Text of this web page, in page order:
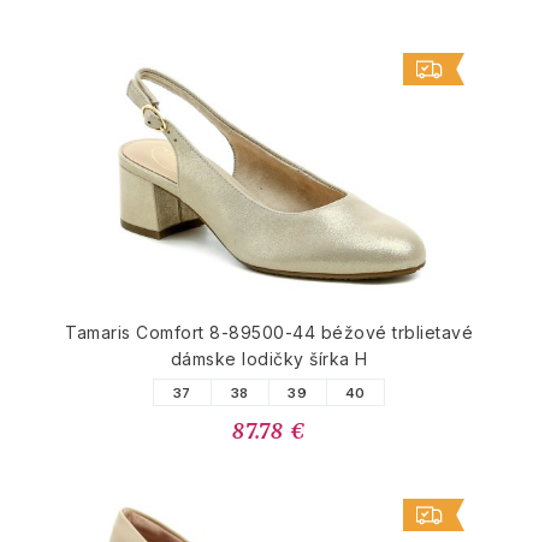
Tamaris Comfort 8-89500-44 béžové trblietavé
dámske lodičky šírka H
37 38 39 40
87.78 €